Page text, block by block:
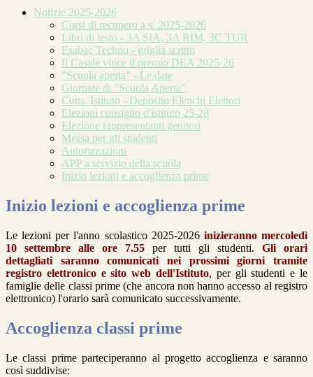
Notizie 2025-2026
Corsi di recupero a.s. 2025-2026
Libri di testo - 3A SIA, 3A RIM, 3C TUR
Esabac Techno - griglia scritto
Il Casale vince il premio DEA 2025-26
"Scuola aperta" - Le date
Giornate di "Scuola Aperta"
Cons. Istituto - Deposito Elenchi Elettori
Elezioni consiglio d'istituto 25-28
Elezione rappresentanti genitori
Messa per gli studenti
Autorizzazioni
APP a servizio della scuola
Inizio lezioni e accoglienza prime
Inizio lezioni e accoglienza prime
Le lezioni per l'anno scolastico 2025-2026 inizieranno mercoledì
10 settembre alle ore 7.55 per tutti gli studenti. Gli orari
dettagliati saranno comunicati nei prossimi giorni tramite
registro elettronico e sito web dell'Istituto, per gli studenti e le
famiglie delle classi prime (che ancora non hanno accesso al registro
elettronico) l'orario sarà comunicato successivamente.
Accoglienza classi prime
Le classi prime parteciperanno al progetto accoglienza e saranno
così suddivise: